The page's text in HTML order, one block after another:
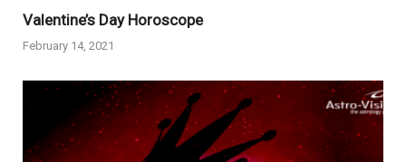
Valentine’s Day Horoscope
February 14, 2021